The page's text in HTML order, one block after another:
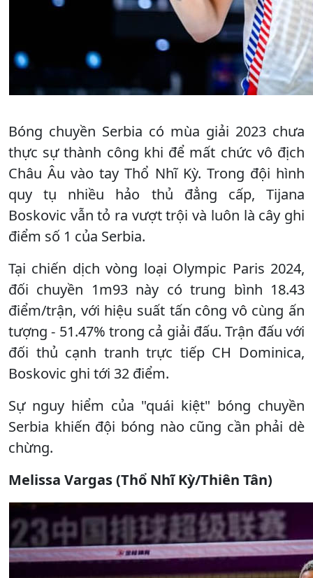
Bóng chuyền Serbia có mùa giải 2023 chưa
thực sự thành công khi để mất chức vô địch
Châu Âu vào tay Thổ Nhĩ Kỳ. Trong đội hình
quy tụ nhiều hảo thủ đẳng cấp, Tijana
Boskovic vẫn tỏ ra vượt trội và luôn là cây ghi
điểm số 1 của Serbia.
Tại chiến dịch vòng loại Olympic Paris 2024,
đối chuyền 1m93 này có trung bình 18.43
điểm/trận, với hiệu suất tấn công vô cùng ấn
tượng - 51.47% trong cả giải đấu. Trận đấu với
đối thủ cạnh tranh trực tiếp CH Dominica,
Boskovic ghi tới 32 điểm.
Sự nguy hiểm của "quái kiệt" bóng chuyền
Serbia khiến đội bóng nào cũng cần phải dè
chừng.
Melissa Vargas (Thổ Nhĩ Kỳ/Thiên Tân)